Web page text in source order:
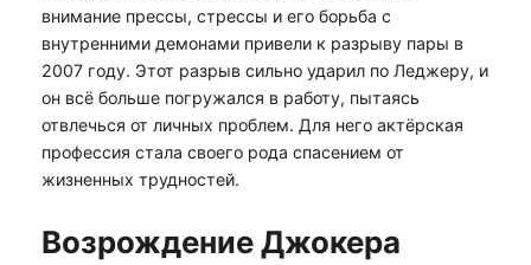
внимание прессы, стрессы и его борьба с
внутренними демонами привели к разрыву пары в
2007 году. Этот разрыв сильно ударил по Леджеру, и
он всё больше погружался в работу, пытаясь
отвлечься от личных проблем. Для него актёрская
профессия стала своего рода спасением от
жизненных трудностей.
Возрождение Джокера